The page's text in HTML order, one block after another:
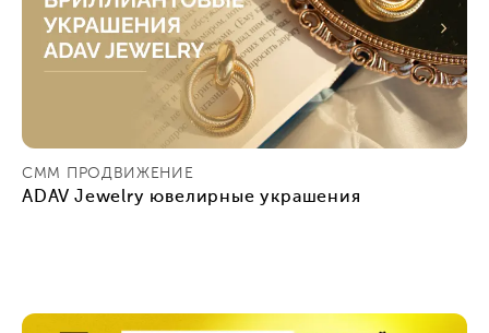
СММ ПРОДВИЖЕНИЕ
ADAV Jewelry ювелирные украшения